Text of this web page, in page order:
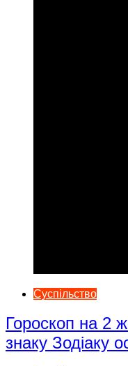
Суспільство
Гороскоп на 2
знаку Зодіаку